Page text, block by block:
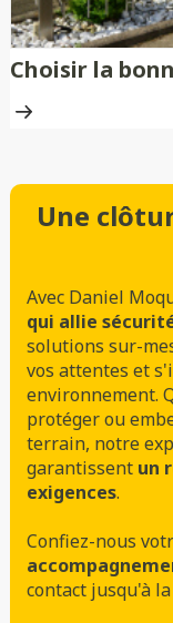
Choisir la
Une
Avec Daniel
qui allie
solutions sur-
vos attentes et
environnement.
protéger ou
terrain, notre
garantissent un
exigences.
Confiez-nous
contact jusqu'à